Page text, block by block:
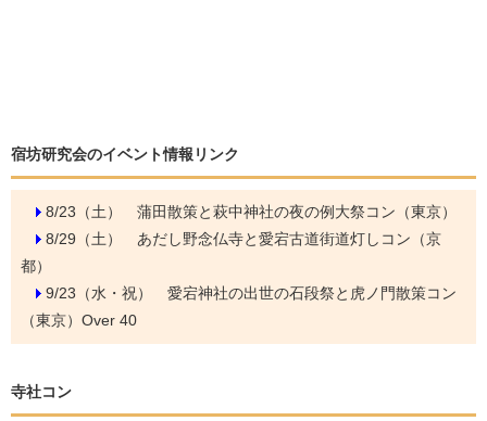
宿坊研究会のイベント情報リンク
8/23（土） 蒲田散策と萩中神社の夜の例大祭コン（東京）
8/29（土） あだし野念仏寺と愛宕古道街道灯しコン（京
都）
9/23（水・祝） 愛宕神社の出世の石段祭と虎ノ門散策コン
（東京）Over 40
寺社コン